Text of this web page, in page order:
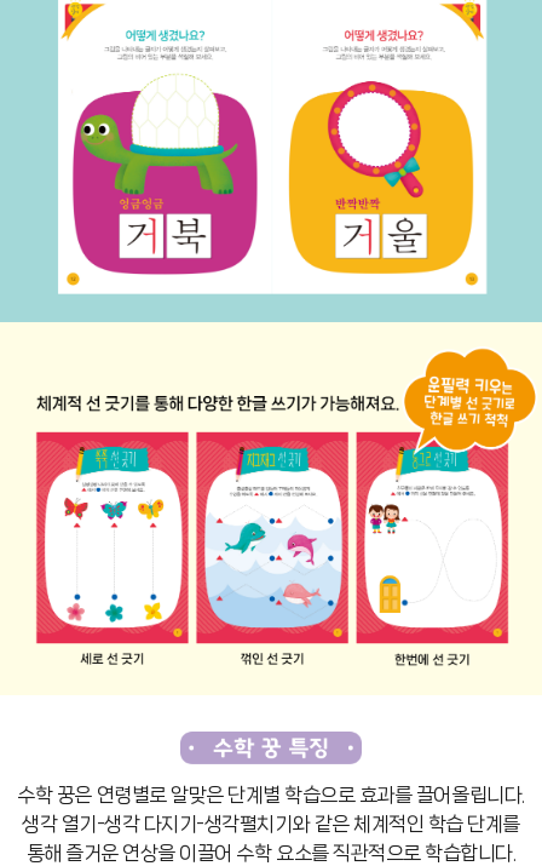
수학 꿍은 연령별로 알맞은 단계별 학습으로 효과를 끌어올립니다.
생각 열기-생각 다지기-생각펼치기와 같은 체계적인 학습 단계를
통해 즐거운 연상을 이끌어 수학 요소를 직관적으로 학습합니다.